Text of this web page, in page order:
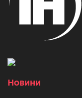
Новини